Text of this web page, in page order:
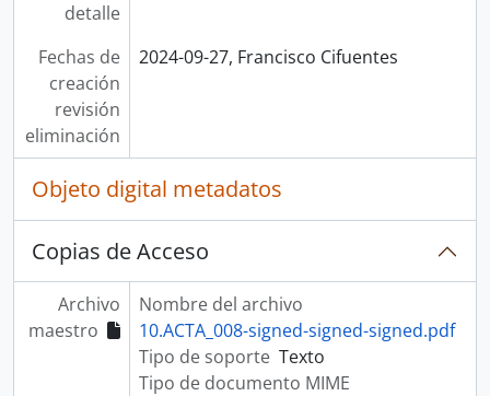
detalle
Fechas de
creación
revisión
eliminación
2024-09-27, Francisco Cifuentes
Objeto digital metadatos
Copias de Acceso
Archivo
maestro
Nombre del archivo
10.ACTA_008-signed-signed-signed.pdf
Tipo de soporte Texto
Tipo de documento MIME